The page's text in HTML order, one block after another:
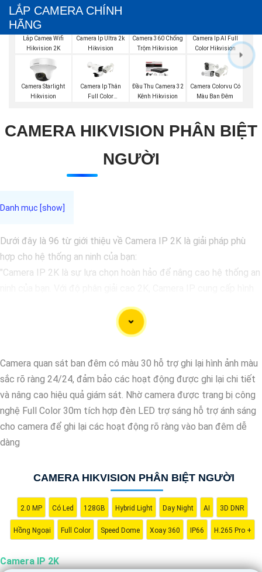
LẮP CAMERA CHÍNH
HÃNG
Lắp Camea Wifi
Hikvision 2K
Camera Ip Ultra 2k
Hikvision
Camera 360 Chống
Trộm Hikvision
Camera Ip AI Full
Color Hikvision
Camera Starlight
Hikvision
Camera Ip Thân
Full Color
Đầu Thu Camera 32
Kênh Hikvision
Camera Colorvu Có
Màu Ban Đêm
CAMERA HIKVISION PHÂN BIỆT
NGƯỜI
Dưới đây là 96 từ giới thiệu về Camera IP 2K là giải pháp phù
hợp cho hệ thống an ninh của bạn:
"Camera IP 2K là sự lựa chọn hoàn hảo để nâng cao hệ thống an
ảnh sắc nét, chi tiết. Tích hợp công nghệ hiện đại, thiết bị tự
động ghi hình khi phát hiện chuyển động, nâng cao an toàn
không bỏ lỡ bất kỳ sự kiện nào. 📃Đặc biệt
động. Camera IP 2K là giải pháp hiệu quả để bảo vệ ngôi nhà
hoặc doanh nghiệp của bạn."
Camera quan sát ban đêm có màu 30 hỗ trợ ghi lại hình ảnh màu
sắc rõ ràng 24/24, đảm bảo các hoạt động được ghi lại chi tiết
và nâng cao hiệu quả giám sát. Nhờ camera được trang bị công
nghệ Full Color 30m tích hợp đèn LED trợ sáng hỗ trợ ánh sáng
cho camera để ghi lại các hoạt động rõ ràng vào ban đêm dễ
dàng
CAMERA HIKVISION PHÂN BIỆT NGƯỜI
2.0 MP Có Led 128GB Hybrid Light Day Night AI 3D DNR
Hồng Ngoại Full Color Speed Dome Xoay 360 IP66 H.265 Pro +
Camera IP 2K